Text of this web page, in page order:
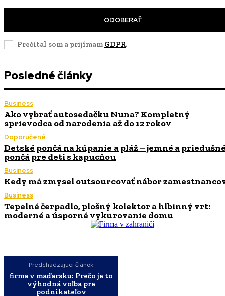
ODOBERAŤ
Prečítal som a prijímam GDPR.
Posledné články
Business
Ako vybrať autosedačku Nuna? Kompletný
sprievodca od narodenia až do 12 rokov
Doporučené
Detské pončá na kúpanie a pláž – jemné a
pončá pre deti s kapucňou
Business
Kedy má zmysel outsourcovať nábor
Business
Tepelné čerpadlo, plošný kolektor a hlbinný vrt:
moderné a úsporné vykurovanie domu
Predchádzajúci článok
firma v maďarsku: Prečo je to
výhodná voľba pre
podnikateľov